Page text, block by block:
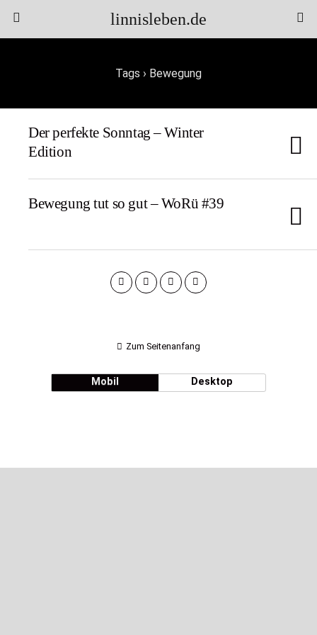
linnisleben.de
Tags › Bewegung
Der perfekte Sonntag – Winter
Edition
Bewegung tut so gut – WoRü #39
Zum Seitenanfang
Mobil Desktop